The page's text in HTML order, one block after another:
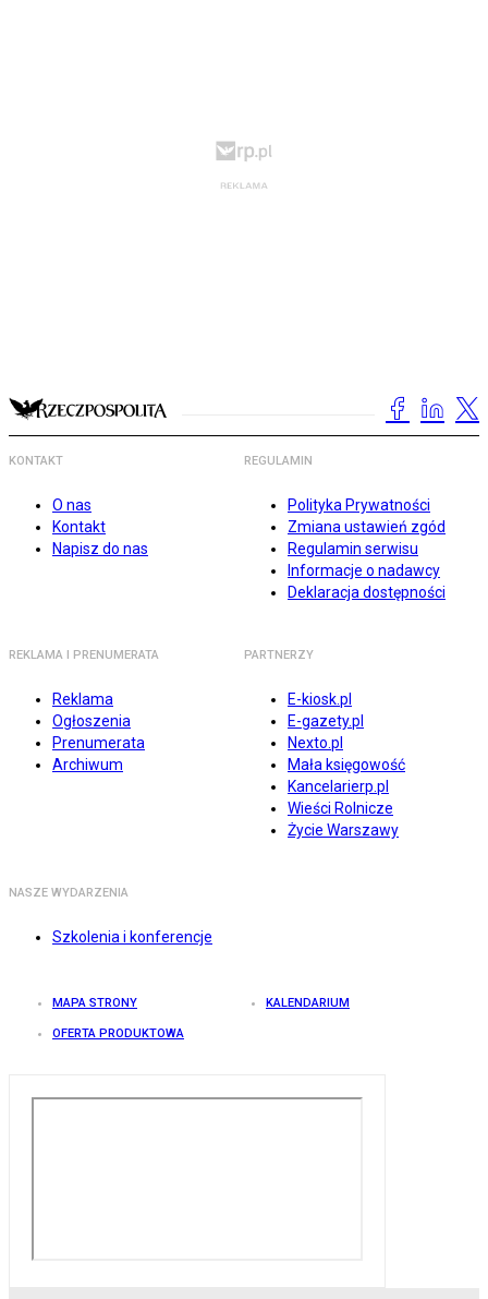
KONTAKT
O nas
Kontakt
Napisz do nas
REGULAMIN
Polityka Prywatności
Zmiana ustawień zgód
Regulamin serwisu
Informacje o nadawcy
Deklaracja dostępności
REKLAMA I PRENUMERATA
Reklama
Ogłoszenia
Prenumerata
Archiwum
PARTNERZY
E-kiosk.pl
E-gazety.pl
Nexto.pl
Mała księgowość
Kancelarierp.pl
Wieści Rolnicze
Życie Warszawy
NASZE WYDARZENIA
Szkolenia i konferencje
MAPA STRONY KALENDARIUM
OFERTA PRODUKTOWA